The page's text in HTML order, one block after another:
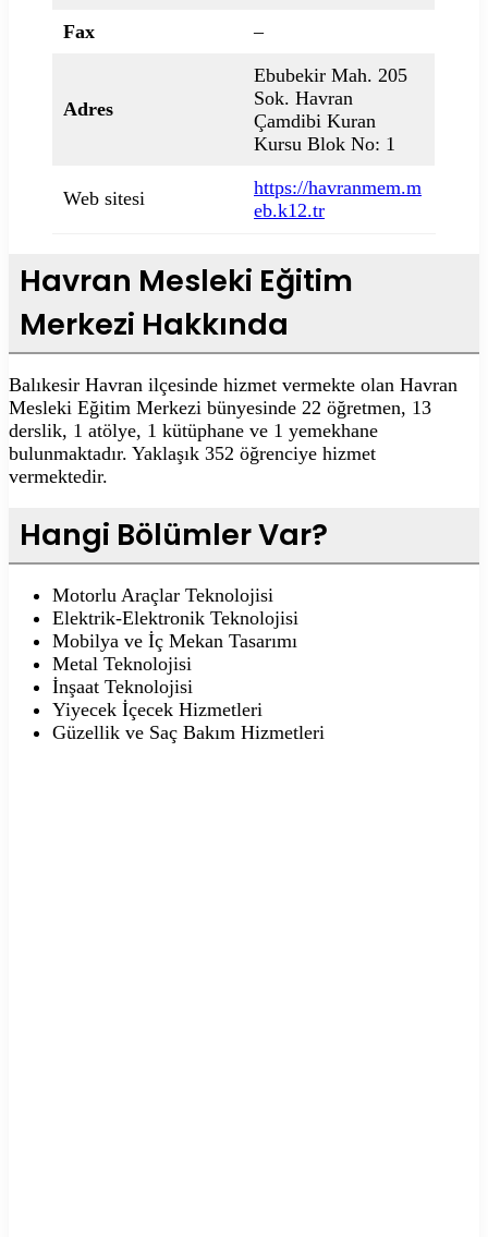
Fax
–
Adres
Ebubekir Mah. 205
Sok. Havran
Çamdibi Kuran
Kursu Blok No: 1
Web sitesi
https://havranmem.m
eb.k12.tr
Havran Mesleki Eğitim
Merkezi Hakkında
Balıkesir Havran ilçesinde hizmet vermekte olan Havran
Mesleki Eğitim Merkezi bünyesinde 22 öğretmen, 13
derslik, 1 atölye, 1 kütüphane ve 1 yemekhane
bulunmaktadır. Yaklaşık 352 öğrenciye hizmet
vermektedir.
Hangi Bölümler Var?
Motorlu Araçlar Teknolojisi
Elektrik-Elektronik Teknolojisi
Mobilya ve İç Mekan Tasarımı
Metal Teknolojisi
İnşaat Teknolojisi
Yiyecek İçecek Hizmetleri
Güzellik ve Saç Bakım Hizmetleri